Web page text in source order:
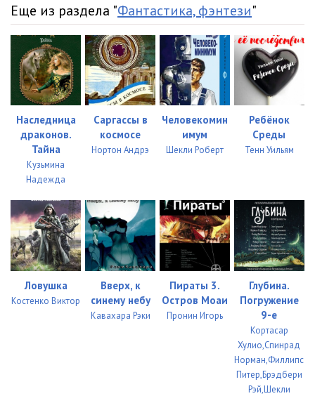
Еще из раздела "Фантастика, фэнтези"
Наследница
драконов.
Тайна
Кузьмина
Надежда
Саргассы в
космосе
Нортон Андрэ
Человекомин
имум
Шекли Роберт
Ребёнок
Среды
Тенн Уильям
Ловушка
Костенко Виктор
Вверх, к
синему небу
Кавахара Рэки
Пираты 3.
Остров Моаи
Пронин Игорь
Глубина.
Погружение
9-е
Кортасар
Хулио,Спинрад
Норман,Филлипс
Питер,Брэдбери
Рэй,Шекли